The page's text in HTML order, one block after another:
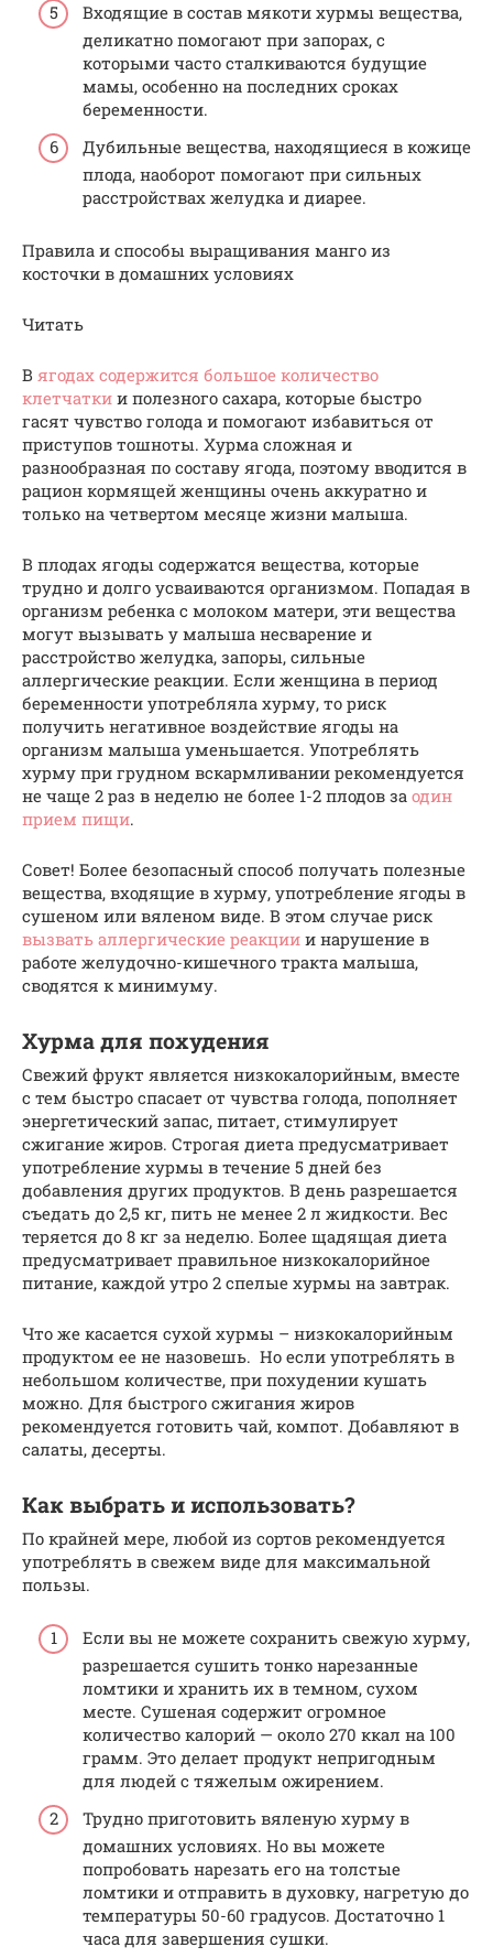
Входящие в состав мякоти хурмы вещества,
деликатно помогают при запорах, с
которыми часто сталкиваются будущие
мамы, особенно на последних сроках
беременности.
Дубильные вещества, находящиеся в кожице
плода, наоборот помогают при сильных
расстройствах желудка и диарее.
Правила и способы выращивания манго из
косточки в домашних условиях
Читать
В ягодах содержится большое количество
клетчатки и полезного сахара, которые быстро
гасят чувство голода и помогают избавиться от
приступов тошноты. Хурма сложная и
разнообразная по составу ягода, поэтому вводится в
рацион кормящей женщины очень аккуратно и
только на четвертом месяце жизни малыша.
В плодах ягоды содержатся вещества, которые
трудно и долго усваиваются организмом. Попадая в
организм ребенка с молоком матери, эти вещества
могут вызывать у малыша несварение и
расстройство желудка, запоры, сильные
аллергические реакции. Если женщина в период
беременности употребляла хурму, то риск
получить негативное воздействие ягоды на
организм малыша уменьшается. Употреблять
хурму при грудном вскармливании рекомендуется
не чаще 2 раз в неделю не более 1-2 плодов за один
прием пищи.
Совет! Более безопасный способ получать полезные
вещества, входящие в хурму, употребление ягоды в
сушеном или вяленом виде. В этом случае риск
вызвать аллергические реакции и нарушение в
работе желудочно-кишечного тракта малыша,
сводятся к минимуму.
Хурма для похудения
Свежий фрукт является низкокалорийным, вместе
с тем быстро спасает от чувства голода, пополняет
энергетический запас, питает, стимулирует
сжигание жиров. Строгая диета предусматривает
употребление хурмы в течение 5 дней без
добавления других продуктов. В день разрешается
съедать до 2,5 кг, пить не менее 2 л жидкости. Вес
теряется до 8 кг за неделю. Более щадящая диета
предусматривает правильное низкокалорийное
питание, каждой утро 2 спелые хурмы на завтрак.
Что же касается сухой хурмы – низкокалорийным
продуктом ее не назовешь. Но если употреблять в
небольшом количестве, при похудении кушать
можно. Для быстрого сжигания жиров
рекомендуется готовить чай, компот. Добавляют в
салаты, десерты.
Как выбрать и использовать?
По крайней мере, любой из сортов рекомендуется
употреблять в свежем виде для максимальной
пользы.
Если вы не можете сохранить свежую хурму,
разрешается сушить тонко нарезанные
ломтики и хранить их в темном, сухом
месте. Сушеная содержит огромное
количество калорий — около 270 ккал на 100
грамм. Это делает продукт непригодным
для людей с тяжелым ожирением.
Трудно приготовить вяленую хурму в
домашних условиях. Но вы можете
попробовать нарезать его на толстые
ломтики и отправить в духовку, нагретую до
температуры 50-60 градусов. Достаточно 1
часа для завершения сушки.